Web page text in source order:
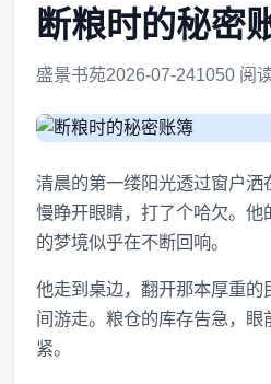
断粮时的秘密
盛景书苑2026-07-241050 阅
清晨的第一缕阳光透过窗户
慢睁开眼睛，打了个哈欠。他
的梦境似乎在不断回响。
他走到桌边，翻开那本厚重的
间游走。粮仓的库存告急，眼
紧。